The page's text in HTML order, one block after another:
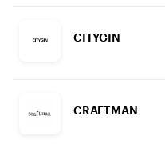
CITYGIN
CRAFTMAN